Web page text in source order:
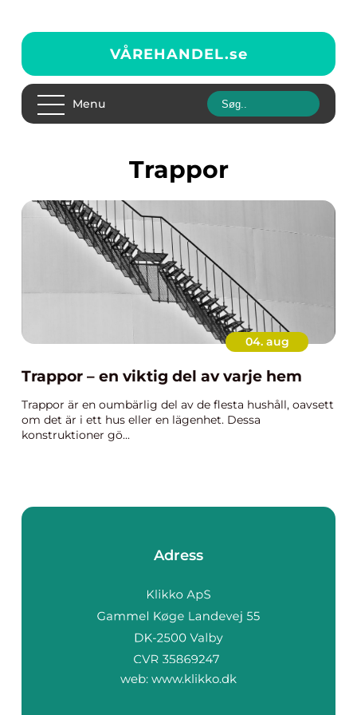
VÅREHANDEL.se
Menu
trappor
04. aug
Trappor – en viktig del av varje hem
Trappor är en oumbärlig del av de flesta hushåll, oavsett
om det är i ett hus eller en lägenhet. Dessa
konstruktioner gö...
Adress
web: www.klikko.dk